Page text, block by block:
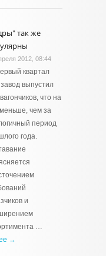
так же
2012, 08:44
квартал
выпустил
что на
чем за
период
года.
и
…
→